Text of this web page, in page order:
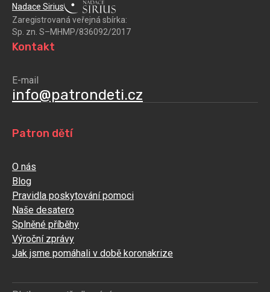
Nadace Sirius
Zaregistrovaná veřejná sbírka:
Sp. zn. S–MHMP/836092/2017
Patron dětí
O nás
Blog
Pravidla poskytování pomoci
Naše desatero
Splněné příběhy
Výroční zprávy
Jak jsme pomáhali v době koronakrize
Kontakt
E-mail
info@patrondeti.cz